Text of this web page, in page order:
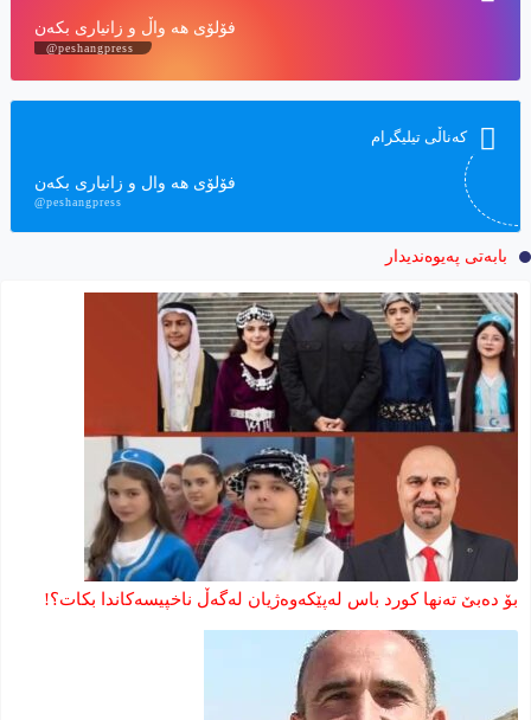
فۆلۆی هه‌ واڵ و زانیاری بكه‌ن
@peshangpress
کەناڵی تیلیگرام
فۆلۆی هه‌ وال و زانیاری بكه‌ن
@peshangpress
بابەتی پەیوەندیدار
بۆ دەبێ تەنها کورد باس لەپێکەوەژیان لەگەڵ ناخپیسەکاندا بکات؟!